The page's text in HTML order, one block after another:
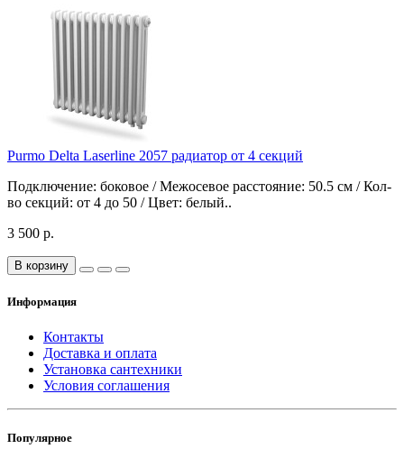
Purmo Delta Laserline 2057 радиатор от 4 секций
Подключение: боковое / Межосевое расстояние: 50.5 см / Кол-
во секций: от 4 до 50 / Цвет: белый..
3 500 р.
В корзину
Информация
Контакты
Доставка и оплата
Установка сантехники
Условия соглашения
Популярное